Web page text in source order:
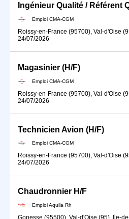
Ingénieur Qualité / Référent
Emploi CMA-CGM
Roissy-en-France (95700), Val-d'Oise
24/07/2026
Magasinier (H/F)
Emploi CMA-CGM
Roissy-en-France (95700), Val-d'Oise
24/07/2026
Technicien Avion (H/F)
Emploi CMA-CGM
Roissy-en-France (95700), Val-d'Oise
24/07/2026
Chaudronnier H/F
Emploi Aquila Rh
Gonesse (95500), Val-d'Oise (95), Île-